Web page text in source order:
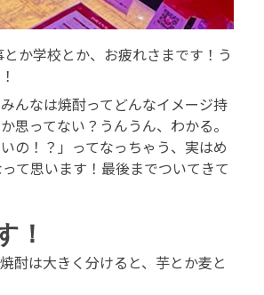
か学校とか、お疲れさまです！う
んなは焼酎ってどんなイメージ持
ってない？うんうん、わかる。
の！？」ってなっちゃう、実はめ
て思います！最後までついてきて
！
酎は大きく分けると、芋とか麦と